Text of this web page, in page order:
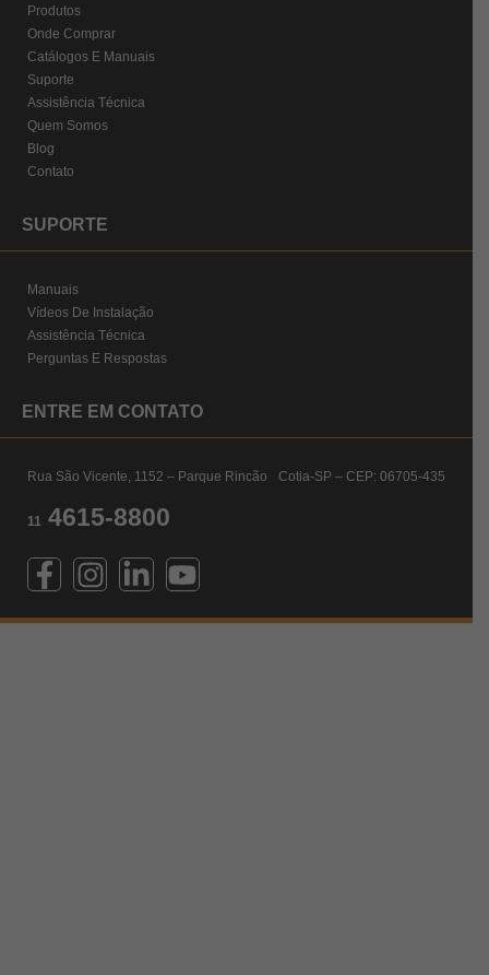
Produtos
Onde Comprar
Catálogos E Manuais
Suporte
Assistência Técnica
Quem Somos
Blog
Contato
SUPORTE
Manuais
Vídeos De Instalação
Assistência Técnica
Perguntas E Respostas
ENTRE EM CONTATO
Rua São Vicente, 1152 – Parque Rincão Cotia-SP – CEP: 06705-435
11 4615-8800